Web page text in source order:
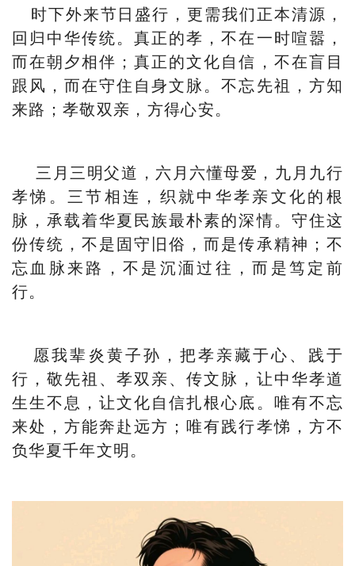
时下外来节日盛行，更需我们正本清源，
回归中华传统。真正的孝，不在一时喧嚣，
而在朝夕相伴；真正的文化自信，不在盲目
跟风，而在守住自身文脉。不忘先祖，方知
来路；孝敬双亲，方得心安。
三月三明父道，六月六懂母爱，九月九行
孝悌。三节相连，织就中华孝亲文化的根
脉，承载着华夏民族最朴素的深情。守住这
份传统，不是固守旧俗，而是传承精神；不
忘血脉来路，不是沉湎过往，而是笃定前
行。
愿我辈炎黄子孙，把孝亲藏于心、践于
行，敬先祖、孝双亲、传文脉，让中华孝道
生生不息，让文化自信扎根心底。唯有不忘
来处，方能奔赴远方；唯有践行孝悌，方不
负华夏千年文明。